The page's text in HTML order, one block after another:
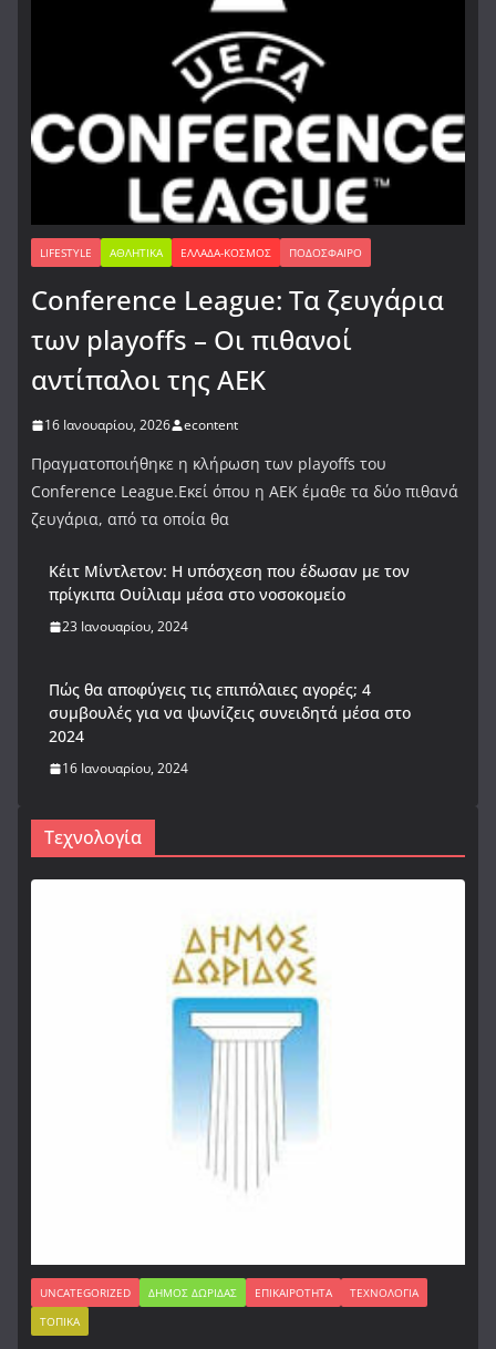
LIFESTYLE ΑΘΛΗΤΙΚΆ ΕΛΛΆΔΑ-ΚΌΣΜΟΣ ΠΟΔΌΣΦΑΙΡΟ
Conference League: Τα ζευγάρια
των playoffs – Οι πιθανοί
αντίπαλοι της ΑΕΚ
16 Ιανουαρίου, 2026 econtent
Πραγματοποιήθηκε η κλήρωση των playoffs του
Conference League.Εκεί όπου η ΑΕΚ έμαθε τα δύο πιθανά
ζευγάρια, από τα οποία θα
Κέιτ Μίντλετον: Η υπόσχεση που έδωσαν με τον
πρίγκιπα Ουίλιαμ μέσα στο νοσοκομείο
23 Ιανουαρίου, 2024
Πώς θα αποφύγεις τις επιπόλαιες αγορές; 4
συμβουλές για να ψωνίζεις συνειδητά μέσα στο
2024
16 Ιανουαρίου, 2024
Τεχνολογία
UNCATEGORIZED ΔΉΜΟΣ ΔΩΡΊΔΑΣ ΕΠΙΚΑΙΡΌΤΗΤΑ
ΤΕΧΝΟΛΟΓΊΑ
ΤΟΠΙΚΆ